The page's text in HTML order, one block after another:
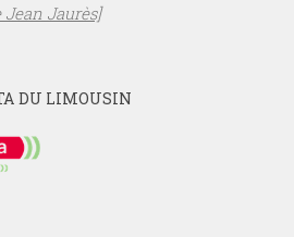
Jean Jaurès]
DU LIMOUSIN